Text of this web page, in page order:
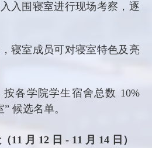
入围寝室进行现场考察，逐
寝室成员可对寝室特色及亮
各学院学生宿舍总数 10%
候选名单。
11 月 12 日 - 11 月 14 日）